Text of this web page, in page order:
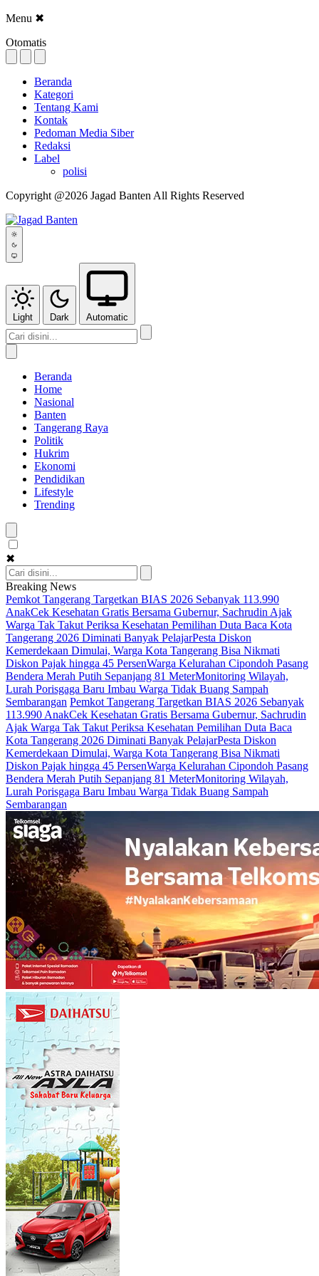
Menu ✖
Otomatis
Beranda
Kategori
Tentang Kami
Kontak
Pedoman Media Siber
Redaksi
Label
polisi
Copyright @2026 Jagad Banten All Rights Reserved
Light Dark Automatic
Beranda
Home
Nasional
Banten
Tangerang Raya
Politik
Hukrim
Ekonomi
Pendidikan
Lifestyle
Trending
✖
Breaking News
Pemkot Tangerang Targetkan BIAS 2026 Sebanyak 113.990
AnakCek Kesehatan Gratis Bersama Gubernur, Sachrudin Ajak
Warga Tak Takut Periksa Kesehatan Pemilihan Duta Baca Kota
Tangerang 2026 Diminati Banyak PelajarPesta Diskon
Kemerdekaan Dimulai, Warga Kota Tangerang Bisa Nikmati
Diskon Pajak hingga 45 PersenWarga Kelurahan Cipondoh Pasang
Bendera Merah Putih Sepanjang 81 MeterMonitoring Wilayah,
Lurah Porisgaga Baru Imbau Warga Tidak Buang Sampah
Sembarangan Pemkot Tangerang Targetkan BIAS 2026 Sebanyak
113.990 AnakCek Kesehatan Gratis Bersama Gubernur, Sachrudin
Ajak Warga Tak Takut Periksa Kesehatan Pemilihan Duta Baca
Kota Tangerang 2026 Diminati Banyak PelajarPesta Diskon
Kemerdekaan Dimulai, Warga Kota Tangerang Bisa Nikmati
Diskon Pajak hingga 45 PersenWarga Kelurahan Cipondoh Pasang
Bendera Merah Putih Sepanjang 81 MeterMonitoring Wilayah,
Lurah Porisgaga Baru Imbau Warga Tidak Buang Sampah
Sembarangan